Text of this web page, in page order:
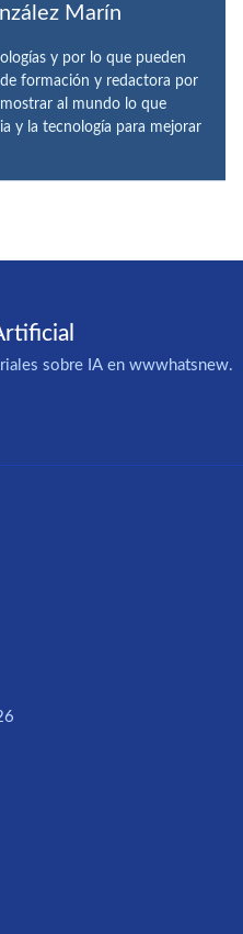
Marín
y por lo que pueden
formación y redactora por
al mundo lo que
y la tecnología para mejorar
sobre IA en wwwhatsnew.